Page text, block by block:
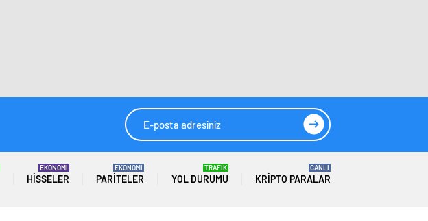
HISSELER
EKONOMİ
PARITELER
EKONOMİ
YOL DURUMU
TRAFİK
KRIPTO PARALAR
CANLI